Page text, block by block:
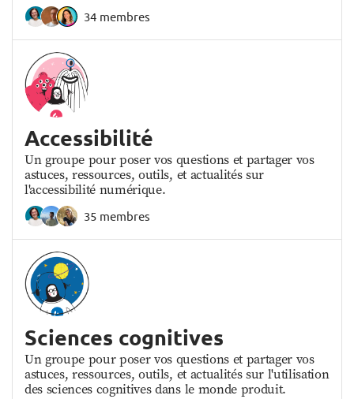
34 membres
Accessibilité
Un groupe pour poser vos questions et partager vos
astuces, ressources, outils, et actualités sur
l'accessibilité numérique.
35 membres
Sciences cognitives
Un groupe pour poser vos questions et partager vos
astuces, ressources, outils, et actualités sur l'utilisation
des sciences cognitives dans le monde produit.